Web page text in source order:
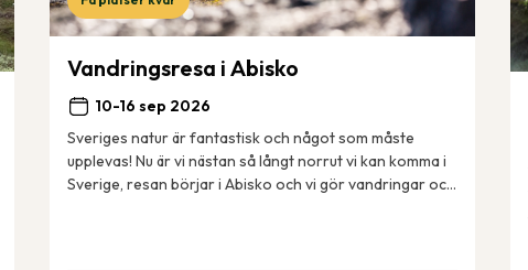
Vandringsresa i Abisko
10-16 sep 2026
Sveriges natur är fantastisk och något som måste
upplevas! Nu är vi nästan så långt norrut vi kan komma i
Sverige, resan börjar i Abisko och vi gör vandringar och